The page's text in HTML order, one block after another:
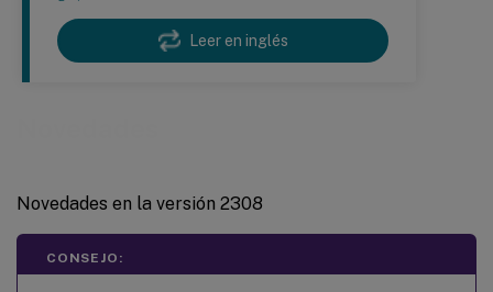
Leer en inglés
Novedades en la versión 2308
CONSEJO: